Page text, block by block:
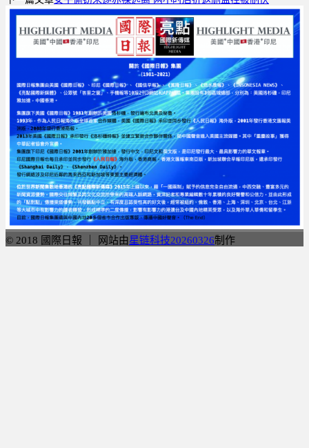
享
© 2018 國際日報 ｜ 网站由星链科技20260326制作